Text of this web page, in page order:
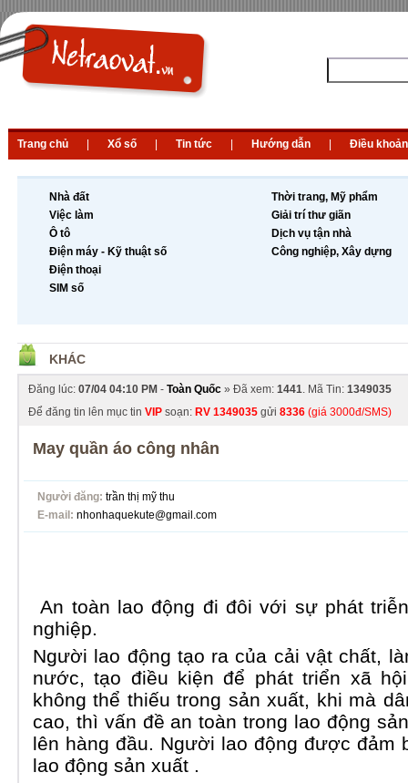
Trang chủ Xổ số Tin tức Hướng dẫn Điều khoản
Nhà đất
Việc làm
Ô tô
Điện máy - Kỹ thuật số
Điện thoại
SIM số
Thời trang, Mỹ phẩm
Giải trí thư giãn
Dịch vụ tận nhà
Công nghiệp, Xây dựng
KHÁC
Đăng lúc: 07/04 04:10 PM - Toàn Quốc » Đã xem: 1441. Mã Tin: 1349035
Để đăng tin lên mục tin VIP soạn: RV 1349035 gửi 8336 (giá 3000đ/SMS)
May quần áo công nhân
Người đăng: trần thị mỹ thu
E-mail: nhonhaquekute@gmail.com
An toàn lao động đi đôi với sự phát
nghiệp.
Người lao động tạo ra của cải vật chất,
nước, tạo điều kiện để phát triển xã
không thể thiếu trong sản xuất, khi mà
cao, thì vấn đề an toàn trong lao động
lên hàng đầu. Người lao động được đảm
lao động sản xuất .